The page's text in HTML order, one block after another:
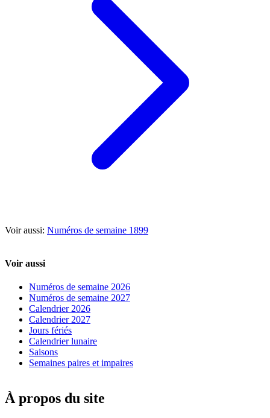
Voir aussi: Numéros de semaine 1899
Voir aussi
Numéros de semaine 2026
Numéros de semaine 2027
Calendrier 2026
Calendrier 2027
Jours fériés
Calendrier lunaire
Saisons
Semaines paires et impaires
À propos du site